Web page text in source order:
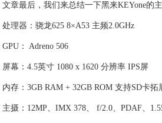
文章最后，我们来总结一下黑来KEYone的
处理器：骁龙625 8×A53 主频2.0GHz
GPU： Adreno 506
屏幕：4.5英寸 1080 x 1620 分辨率 IPS屏
内存：3GB RAM + 32GB ROM 支持SD卡拓
主摄：12MP、IMX 378、 f/2.0、PDAF、